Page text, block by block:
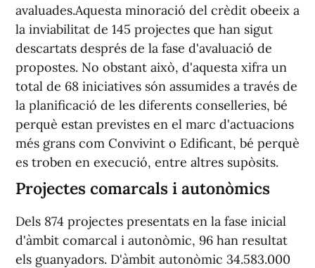
avaluades.Aquesta minoració del crèdit obeeix a
la inviabilitat de 145 projectes que han sigut
descartats després de la fase d'avaluació de
propostes. No obstant això, d'aquesta xifra un
total de 68 iniciatives són assumides a través de
la planificació de les diferents conselleries, bé
perquè estan previstes en el marc d'actuacions
més grans com Convivint o Edificant, bé perquè
es troben en execució, entre altres supòsits.
Projectes comarcals i autonòmics
Dels 874 projectes presentats en la fase inicial
d'àmbit comarcal i autonòmic, 96 han resultat
els guanyadors. D'àmbit autonòmic 34.583.000